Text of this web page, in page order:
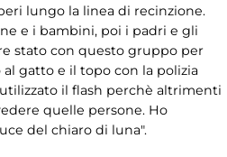
lungo la linea di recinzione.
e i bambini, poi i padri e gli
stato con questo gruppo per
gatto e il topo con la polizia
il flash perchè altrimenti
quelle persone. Ho
del chiaro di luna".